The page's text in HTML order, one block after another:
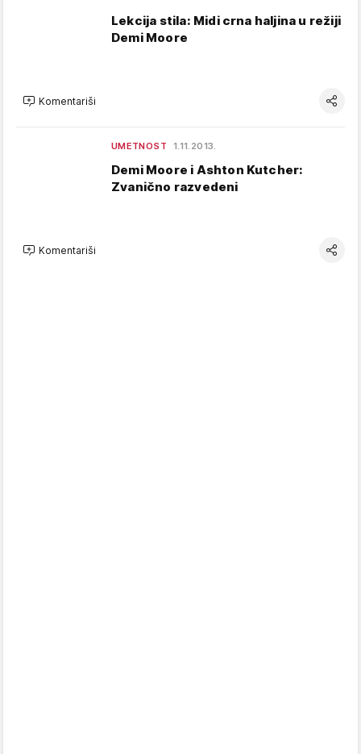
Lekcija stila: Midi crna haljina u režiji
Demi Moore
Komentariši
UMETNOST 1.11.2013.
Demi Moore i Ashton Kutcher:
Zvanično razvedeni
Komentariši